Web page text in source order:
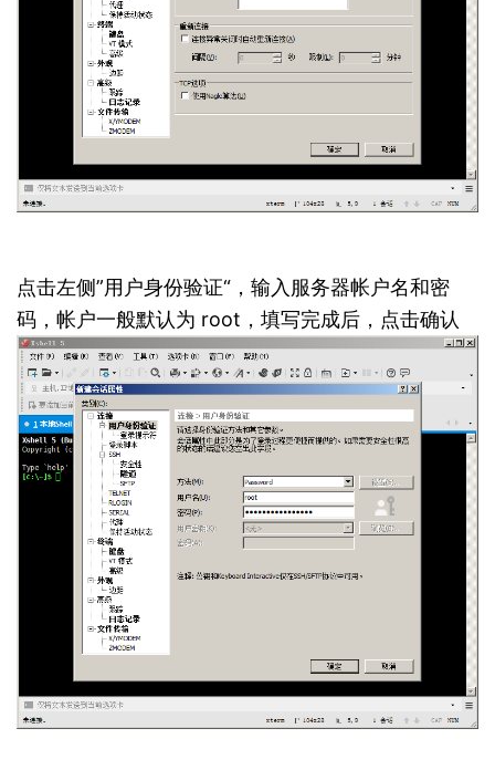
点击左侧”用户身份验证“，输入服务器帐户名和密
码，帐户一般默认为 root，填写完成后，点击确认